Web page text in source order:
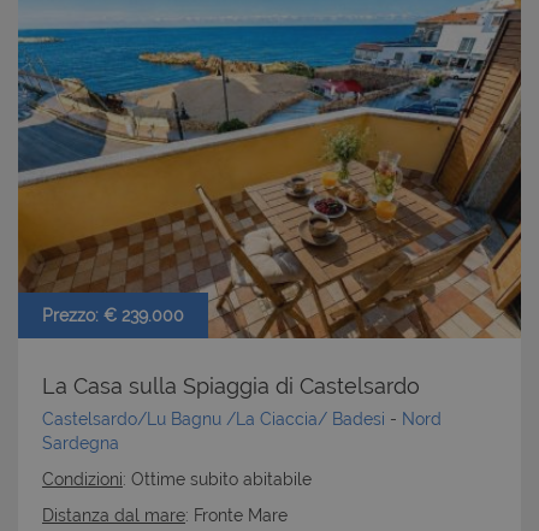
Prezzo: € 239.000
La Casa sulla Spiaggia di Castelsardo
Castelsardo/Lu Bagnu /La Ciaccia/ Badesi - Nord
Sardegna
Condizioni: Ottime subito abitabile
Distanza dal mare: Fronte Mare